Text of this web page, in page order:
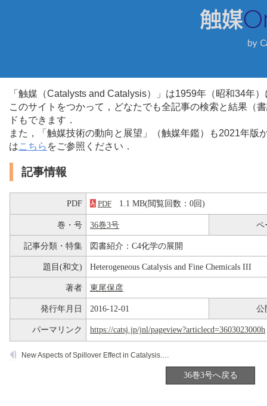
「触媒（Catalysts and Catalysis）」は1959年（昭和34年
このサイトをつかって，どなたでも全記事の検索と結果（
ドもできます．
また，「触媒技術の動向と展望」（触媒年鑑）も2021年
はこちら をご参照ください．
記事情報
PDF PDF 1.1 MB(閲覧回数：0回)
巻・号 36巻3号 ペ
記事分類・特集 図書紹介：C4化学の展開
題目(和文) Heterogeneous Catalysis and Fine Chemicals III
著者 東尾保彦
発行年月日 2016-12-01 公
パーマリンク https://catsj.jp/jnl/pageview?articlecd=3603023000h
New Aspects of Spillover Effect in Catalysis. for Development of Highly Active Catalysts
36巻3号へ戻る